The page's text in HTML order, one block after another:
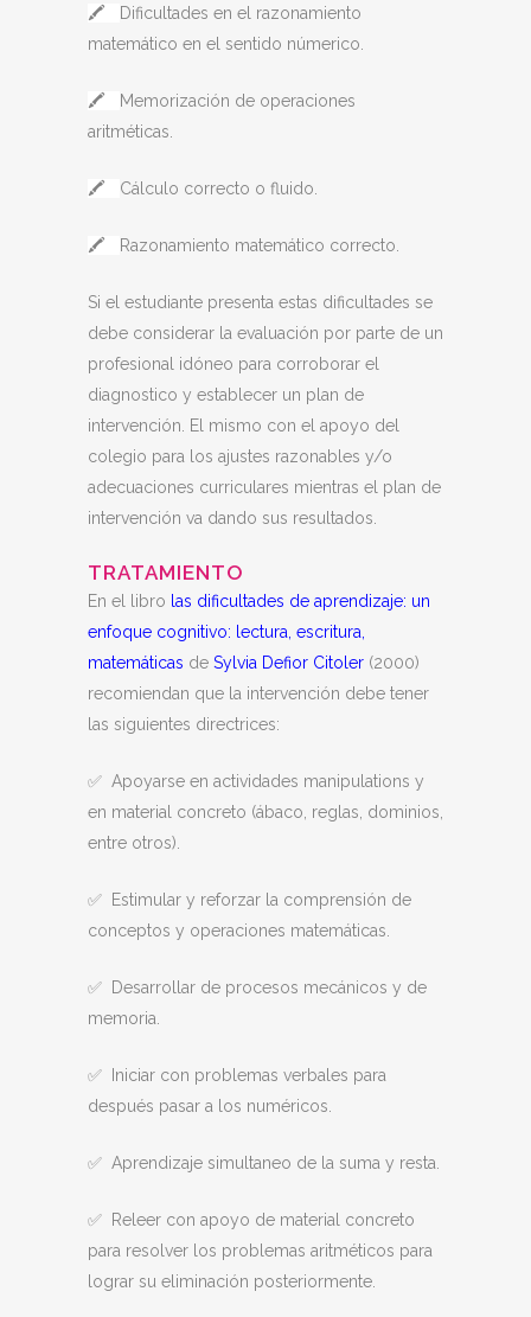
🖍
Dificultades en el razonamiento
matemático en el sentido númerico.
🖍
Memorización de operaciones
aritméticas.
🖍 Cálculo correcto o fluido.
🖍 Razonamiento matemático correcto.
Si el estudiante presenta estas dificultades se
debe considerar la evaluación por parte de un
profesional idóneo para corroborar el
diagnostico y establecer un plan de
intervención. El mismo con el apoyo del
colegio para los ajustes razonables y/o
adecuaciones curriculares mientras el plan de
intervención va dando sus resultados.
TRATAMIENTO
En el libro las dificultades de aprendizaje: un
enfoque cognitivo: lectura, escritura,
matemáticas de Sylvia Defior Citoler (2000)
recomiendan que la intervención debe tener
las siguientes directrices:
✅ Apoyarse en actividades manipulations y
en material concreto (ábaco, reglas, dominios,
entre otros).
✅ Estimular y reforzar la comprensión de
conceptos y operaciones matemáticas.
✅ Desarrollar de procesos mecánicos y de
memoria.
✅ Iniciar con problemas verbales para
después pasar a los numéricos.
✅ Aprendizaje simultaneo de la suma y resta.
✅ Releer con apoyo de material concreto
para resolver los problemas aritméticos para
lograr su eliminación posteriormente.